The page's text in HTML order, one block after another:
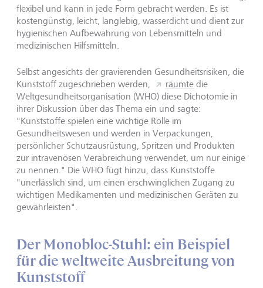
flexibel und kann in jede Form gebracht werden. Es ist
kostengünstig, leicht, langlebig, wasserdicht und dient zur
hygienischen Aufbewahrung von Lebensmitteln und
medizinischen Hilfsmitteln.
Selbst angesichts der gravierenden Gesundheitsrisiken, die
Kunststoff zugeschrieben werden,
räumte die
Weltgesundheitsorganisation (WHO) diese Dichotomie in
ihrer Diskussion über das Thema ein und sagte:
"Kunststoffe spielen eine wichtige Rolle im
Gesundheitswesen und werden in Verpackungen,
persönlicher Schutzausrüstung, Spritzen und Produkten
zur intravenösen Verabreichung verwendet, um nur einige
zu nennen." Die WHO fügt hinzu, dass Kunststoffe
"unerlässlich sind, um einen erschwinglichen Zugang zu
wichtigen Medikamenten und medizinischen Geräten zu
gewährleisten".
Der Monobloc-Stuhl: ein Beispiel
für die weltweite Ausbreitung von
Kunststoff